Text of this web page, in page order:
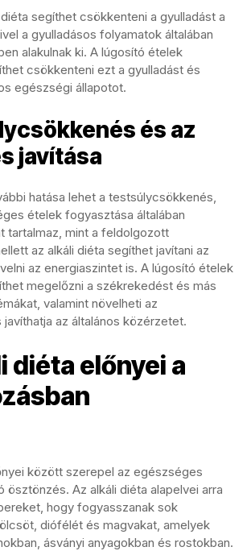
segíthet csökkenteni a gyulladást a
a gyulladásos folyamatok általában
alakulnak ki. A lúgosító ételek
csökkenteni ezt a gyulladást és
egészségi állapotot.
és az
javítása
hatása lehet a testsúlycsökkenés,
ételek fogyasztása általában
tartalmaz, mint a feldolgozott
az alkáli diéta segíthet javítani az
az energiaszintet is. A lúgosító ételek
megelőzni a székrekedést és más
valamint növelheti az
az általános közérzetet.
diéta előnyei a
között szerepel az egészséges
ösztönzés. Az alkáli diéta alapelvei arra
hogy fogyasszanak sok
diófélét és magvakat, amelyek
ásványi anyagokban és rostokban.